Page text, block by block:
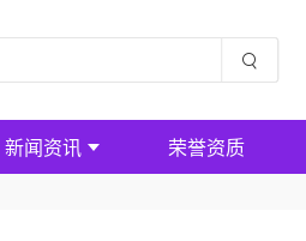
新闻资讯 荣誉资质